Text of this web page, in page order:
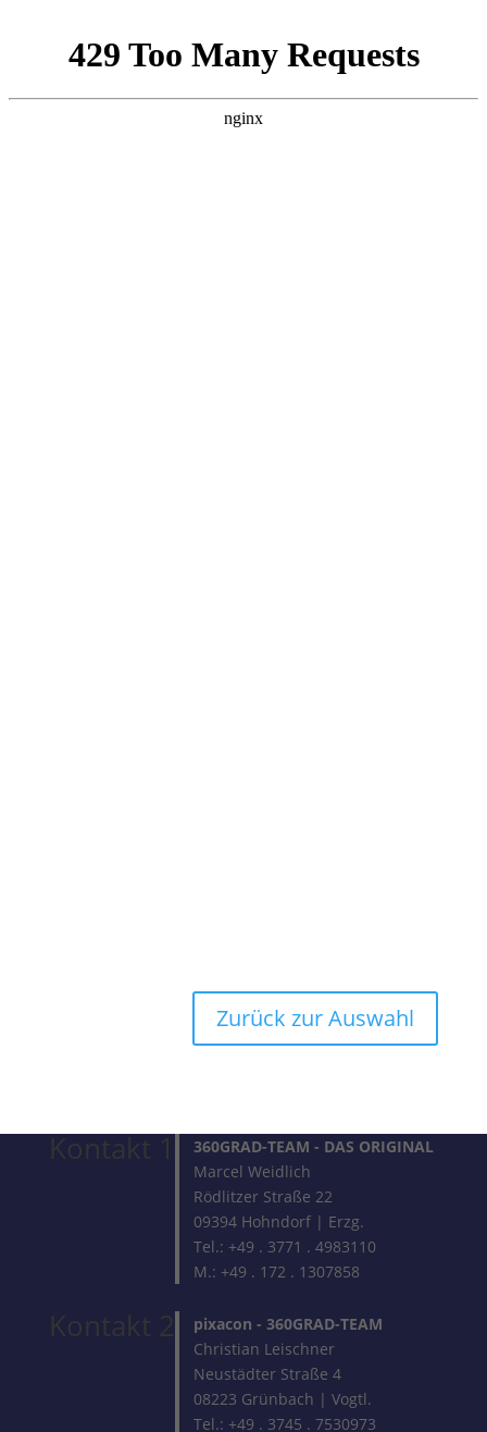
Zurück zur Auswahl
Kontakt 1 360GRAD-TEAM - DAS ORIGINAL
Marcel Weidlich
Rödlitzer Straße 22
09394 Hohndorf | Erzg.
Tel.: +49 . 3771 . 4983110
M.: +49 . 172 . 1307858
Kontakt 2 pixacon - 360GRAD-TEAM
Christian Leischner
Neustädter Straße 4
08223 Grünbach | Vogtl.
Tel.: +49 . 3745 . 7530973